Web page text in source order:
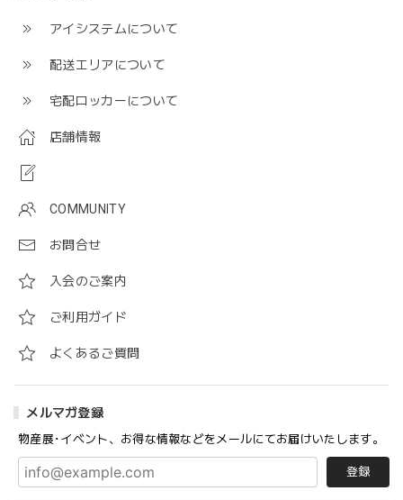
アイシステムについて
配送エリアについて
宅配ロッカーについて
店舗情報
COMMUNITY
お問合せ
入会のご案内
ご利用ガイド
よくあるご質問
メルマガ登録
物産展･イベント、お得な情報などをメールにてお届けいたします。
登録